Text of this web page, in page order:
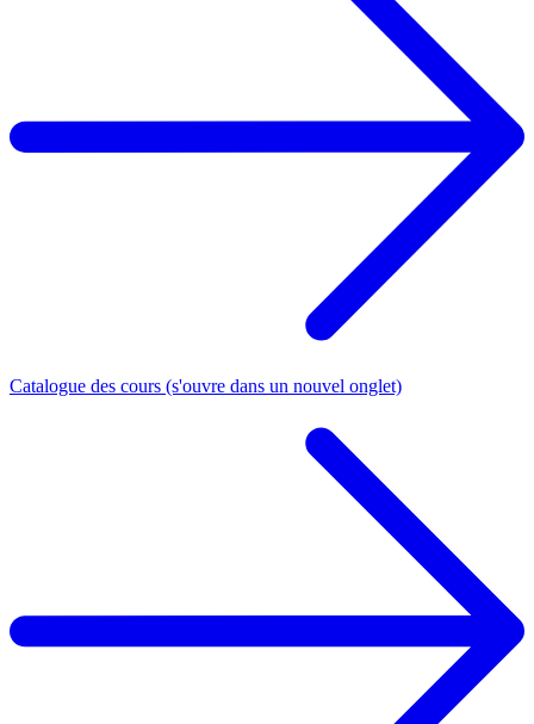
Catalogue des cours (s'ouvre dans un nouvel onglet)